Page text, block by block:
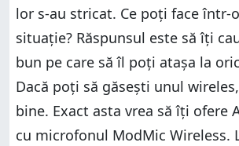
lor s-au stricat. Ce poți face într-
situație? Răspunsul este să îți
bun pe care să îl poți atașa la
Dacă poți să găsești unul
bine. Exact asta vrea să îți ofere
cu microfonul ModMic Wireless.